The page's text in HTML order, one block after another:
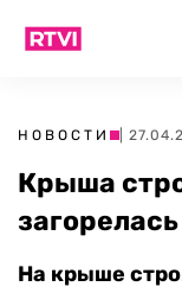
НОВОСТИ |
Крыша
На крыше